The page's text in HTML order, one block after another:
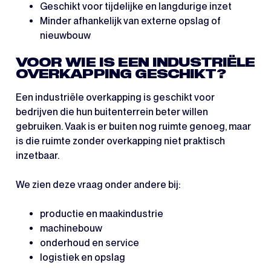
Geschikt voor tijdelijke en langdurige inzet
Minder afhankelijk van externe opslag of
nieuwbouw
VOOR WIE IS EEN INDUSTRIËLE
OVERKAPPING GESCHIKT?
Een industriële overkapping is geschikt voor
bedrijven die hun buitenterrein beter willen
gebruiken. Vaak is er buiten nog ruimte genoeg, maar
is die ruimte zonder overkapping niet praktisch
inzetbaar.
We zien deze vraag onder andere bij:
productie en maakindustrie
machinebouw
onderhoud en service
logistiek en opslag